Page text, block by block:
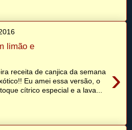
limão e
›
receita de canjica da semana
Eu amei essa versão, o
cítrico especial e a lava...